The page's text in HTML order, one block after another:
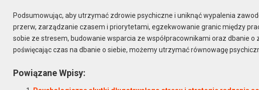
Podsumowując, aby utrzymać zdrowie psychiczne i uniknąć wypalenia
przerw, zarządzanie czasem i priorytetami, egzekwowanie granic między
sobie ze stresem, budowanie wsparcia ze współpracownikami oraz dbanie
poświęcając czas na dbanie o siebie, możemy utrzymać równowagę
Powiązane Wpisy: